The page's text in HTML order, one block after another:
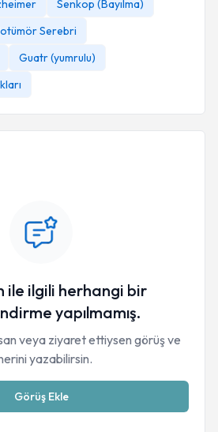
Senkop (Bayılma)
Serebri
Guatr (yumrulu)
ile ilgili herhangi bir
yapılmamış.
veya ziyaret ettiysen görüş ve
yazabilirsin.
Görüş Ekle